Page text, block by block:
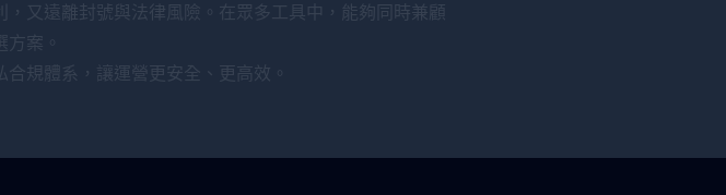
又遠離封號與法律風險。在眾多工具中，能夠同時兼顧
案。
規體系，讓運營更安全、更高效。